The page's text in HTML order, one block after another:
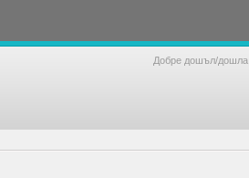
Добре дошъл/дошла,